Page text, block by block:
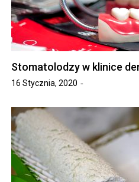
Stomatolodzy w klinice
16 Stycznia, 2020